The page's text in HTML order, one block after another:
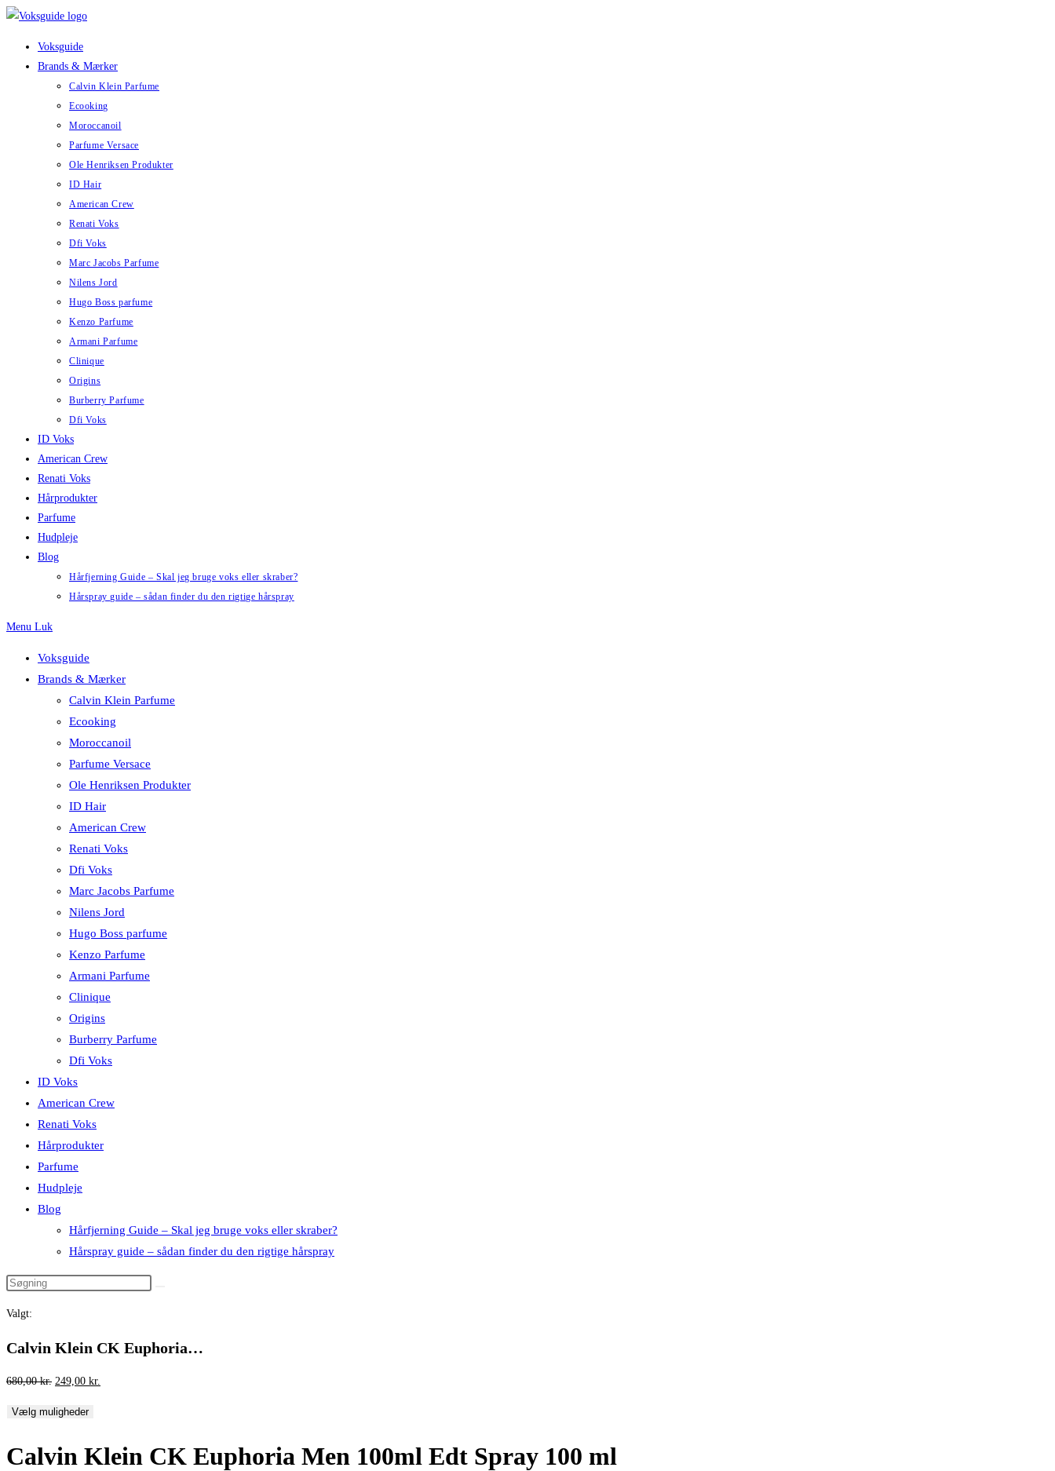
Skip
Voksguide
Brands & Mærker
Calvin Klein Parfume
Ecooking
Moroccanoil
Parfume Versace
Ole Henriksen Produkter
ID Hair
American Crew
Renati Voks
Dfi Voks
Marc Jacobs Parfume
Nilens Jord
Hugo Boss parfume
Kenzo Parfume
Armani Parfume
Clinique
Origins
Burberry Parfume
Dfi Voks
ID Voks
American Crew
Renati Voks
Hårprodukter
Parfume
Hudpleje
Blog
Hårfjerning Guide – Skal jeg bruge voks eller skraber?
Hårspray guide – sådan finder du den rigtige hårspray
Menu Luk
Voksguide
Brands & Mærker
Calvin Klein Parfume
Ecooking
Moroccanoil
Parfume Versace
Ole Henriksen Produkter
ID Hair
American Crew
Renati Voks
Dfi Voks
Marc Jacobs Parfume
Nilens Jord
Hugo Boss parfume
Kenzo Parfume
Armani Parfume
Clinique
Origins
Burberry Parfume
Dfi Voks
ID Voks
American Crew
Renati Voks
Hårprodukter
Parfume
Hudpleje
Blog
Hårfjerning Guide – Skal jeg bruge voks eller skraber?
Hårspray guide – sådan finder du den rigtige hårspray
Valgt:
Calvin Klein CK Euphoria…
680,00kr. Den
pris
680,00 kr..
249,00 kr.
249,00 kr..
Vælg muligheder
Calvin Klein CK Euphoria Men 100ml Edt Spray 100 ml